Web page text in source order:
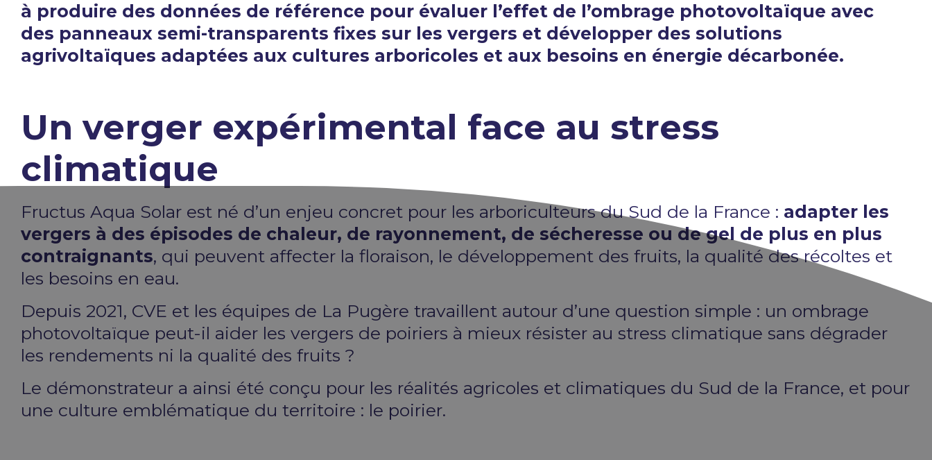
à produire des données de référence pour évaluer l’effet de l’ombrage photovoltaïque avec
des panneaux semi-transparents fixes sur les vergers et développer des solutions
agrivoltaïques adaptées aux cultures arboricoles et aux besoins en énergie décarbonée.
Un verger expérimental face au stress
climatique
Fructus Aqua Solar est né d’un enjeu concret pour les arboriculteurs du Sud de la France : adapter les
vergers à des épisodes de chaleur, de rayonnement, de sécheresse ou de gel de plus en plus
contraignants, qui peuvent affecter la floraison, le développement des fruits, la qualité des récoltes et
les besoins en eau.
Depuis 2021, CVE et les équipes de La Pugère travaillent autour d’une question simple : un ombrage
photovoltaïque peut-il aider les vergers de poiriers à mieux résister au stress climatique sans dégrader
les rendements ni la qualité des fruits ?
Le démonstrateur a ainsi été conçu pour les réalités agricoles et climatiques du Sud de la France, et pour
une culture emblématique du territoire : le poirier.